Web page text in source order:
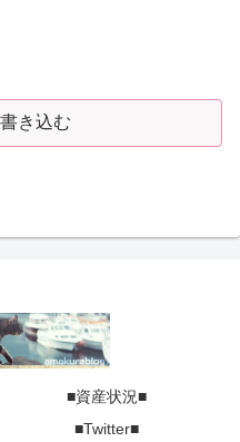
き込む
■資産状況■
■Twitter■